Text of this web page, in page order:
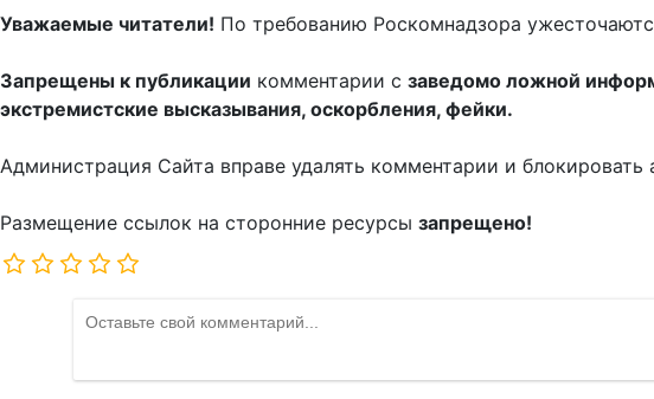
Уважаемые читатели! По требованию Роскомнадзора
Запрещены к публикации комментарии с заведомо ложной
экстремистские высказывания, оскорбления, фейки.
Администрация Сайта вправе удалять комментарии и блокировать
Размещение ссылок на сторонние ресурсы запрещено!